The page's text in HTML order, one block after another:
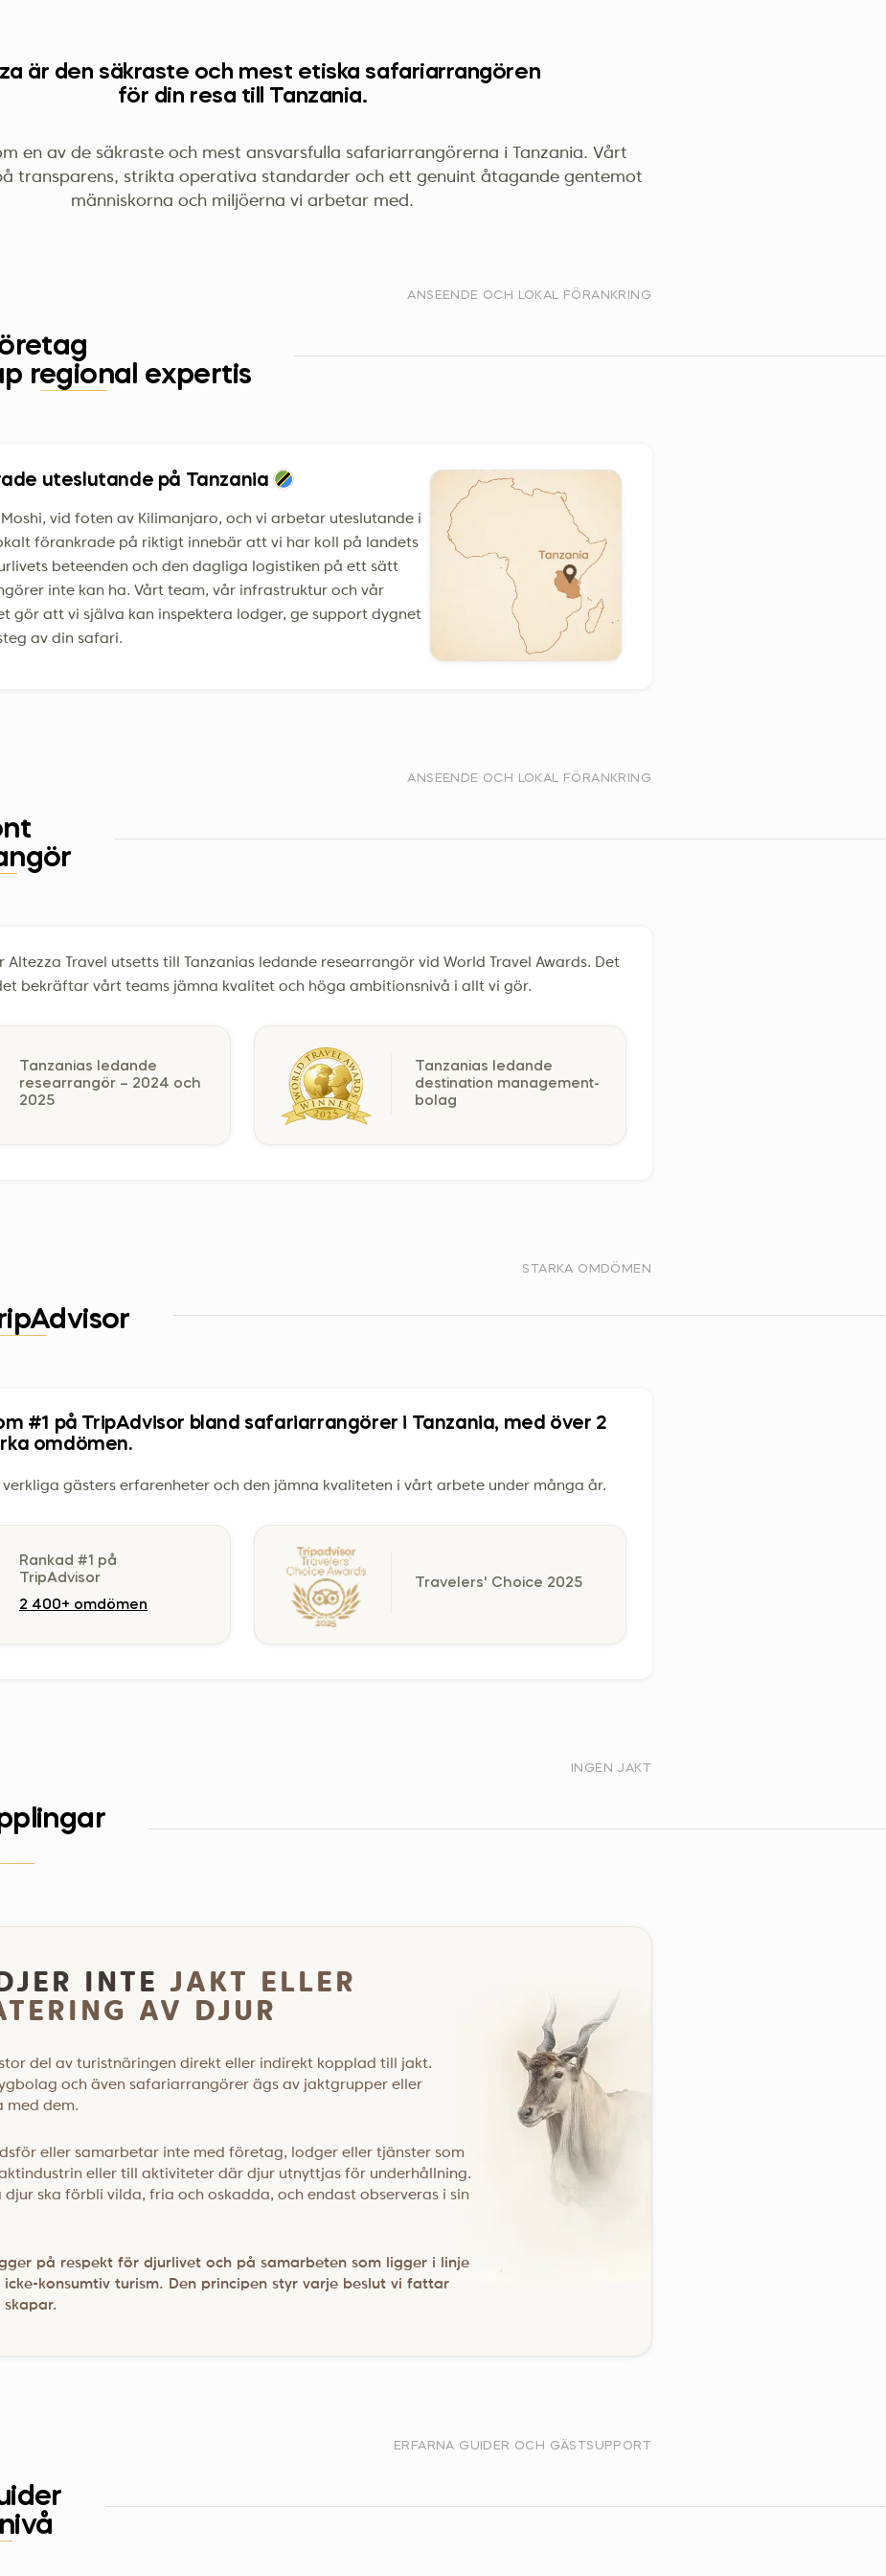
är den säkraste och mest etiska safariarrangören
för din resa till Tanzania.
en av de säkraste och mest ansvarsfulla safariarrangörerna i Tanzania. Vårt
transparens, strikta operativa standarder och ett genuint åtagande gentemot
människorna och miljöerna vi arbetar med.
regional expertis
ANSEENDE OCH LOKAL FÖRANKRING
uteslutande på Tanzania
vid foten av Kilimanjaro, och vi arbetar uteslutande i
förankrade på riktigt innebär att vi har koll på landets
beteenden och den dagliga logistiken på ett sätt
inte kan ha. Vårt team, vår infrastruktur och vår
gör att vi själva kan inspektera lodger, ge support dygnet
av din safari.
ANSEENDE OCH LOKAL FÖRANKRING
Altezza Travel utsetts till Tanzanias ledande researrangör vid World Travel Awards. Det
bekräftar vårt teams jämna kvalitet och höga ambitionsnivå i allt vi gör.
Tanzanias ledande
researrangör – 2024 och
2025
Tanzanias ledande
destination management-
bolag
STARKA OMDÖMEN
#1 på TripAdvisor bland safariarrangörer i Tanzania, med över 2
omdömen.
verkliga gästers erfarenheter och den jämna kvaliteten i vårt arbete under många år.
Rankad #1 på
TripAdvisor
2 400+ omdömen
Travelers' Choice 2025
INGEN JAKT
INTE JAKT ELLER
AV DJUR
del av turistnäringen direkt eller indirekt kopplad till jakt.
och även safariarrangörer ägs av jaktgrupper eller
med dem.
eller samarbetar inte med företag, lodger eller tjänster som
eller till aktiviteter där djur utnyttjas för underhållning.
djur ska förbli vilda, fria och oskadda, och endast observeras i sin
på respekt för djurlivet och på samarbeten som ligger i linje
icke-konsumtiv turism. Den principen styr varje beslut vi fattar
skapar.
ERFARNA GUIDER OCH GÄSTSUPPORT